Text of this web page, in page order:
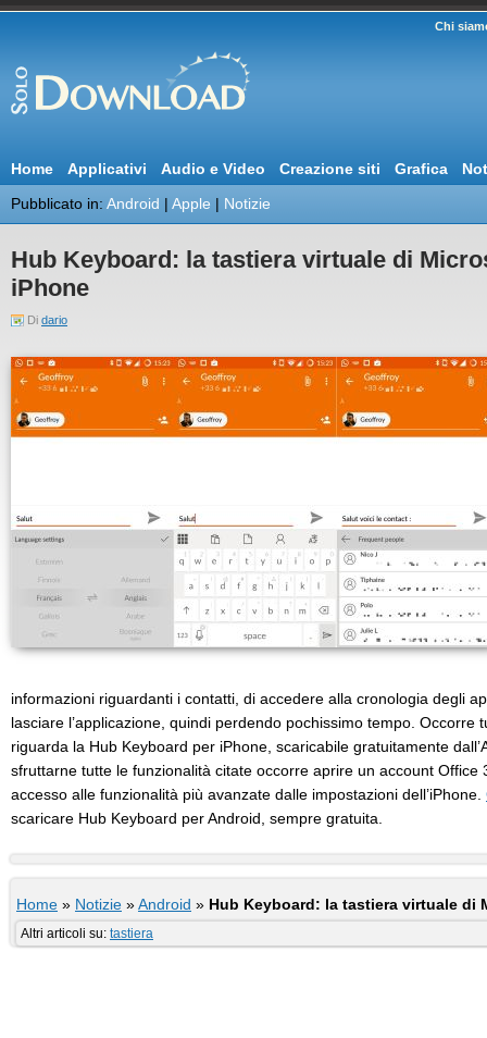
Chi
Home Applicativi Audio e Video Creazione siti Grafica
Pubblicato in: Android | Apple | Notizie
Hub Keyboard: la tastiera virtuale di
iPhone
Di dario
informazioni riguardanti i contatti, di accedere alla cronologia degli
lasciare l’applicazione, quindi perdendo pochissimo tempo. Occorre
riguarda la Hub Keyboard per iPhone, scaricabile gratuitamente
sfruttarne tutte le funzionalità citate occorre aprire un account Office
accesso alle funzionalità più avanzate dalle impostazioni dell’iPhone.
scaricare Hub Keyboard per Android, sempre gratuita.
Home » Notizie »Android » Hub Keyboard: la tastiera virtuale di
Altri articoli su: tastiera